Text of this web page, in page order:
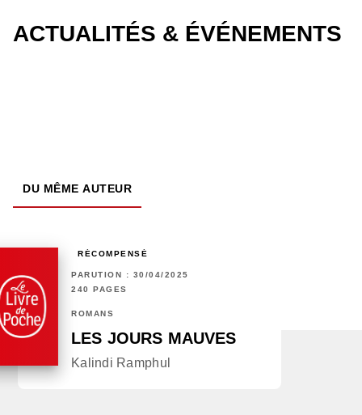
ACTUALITÉS & ÉVÉNEMENTS
DU MÊME AUTEUR
RÉCOMPENSÉ
PARUTION : 30/04/2025
240 PAGES
ROMANS
LES JOURS MAUVES
Kalindi Ramphul